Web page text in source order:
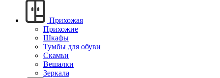
Прихожая
Прихожие
Шкафы
Тумбы для обуви
Скамьи
Вешалки
Зеркала